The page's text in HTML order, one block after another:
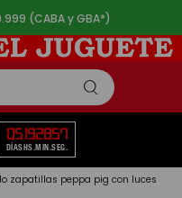
(CABA y GBA*)
05
DÍAS
19
HS.
28
MIN.
57
SEG.
zapatillas peppa pig con luces